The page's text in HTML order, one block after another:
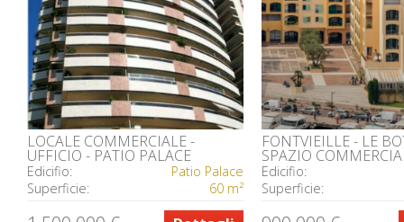
LOCALE COMMERCIALE -
UFFICIO - PATIO PALACE
Edicifio:
Patio Palace
Superficie:
60 m²
FONTVIEILLE - LE
SPAZIO
23M2 AL PIANO
Edicifio:
Superficie: